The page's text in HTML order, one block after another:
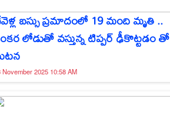
బస్సు ప్రమాదంలో 19 మంది మృతి ..
లోడుతో వస్తున్న టిప్పర్ ఢీకొట్టడం తో
November 2025 10:58 AM